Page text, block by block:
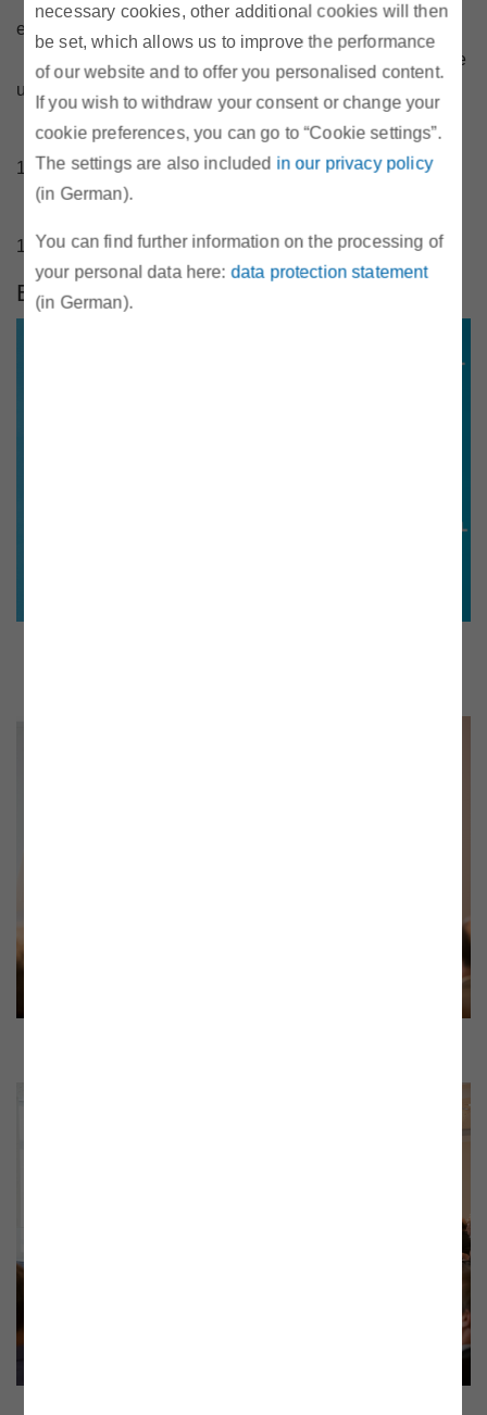
necessary cookies, other additional cookies will then
be set, which allows us to improve the performance
of our website and to offer you personalised content.
If you wish to withdraw your consent or change your
cookie preferences, you can go to “Cookie settings”.
The settings are also included in our privacy policy
(in German).
You can find further information on the processing of
your personal data here:data protection statement
(in German).
energiepolitischen Abteilung der Wirtschaftskammer
Michael Losch, Sektionschef Sektion III Energie
und Bergbau, BMWFW, angefragt
13:55 Uhr Zusammenfassung und Schlussworte
Martin Szelgrad
14:00 Uhr Mittagessen und Get-together
Bilder der Veranstaltung